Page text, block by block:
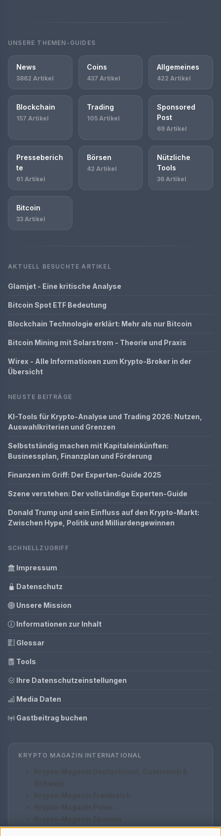
UNSERE THEMEN-GUIDES
News
3862 Artikel
Coins
437 Artikel
Allgemeines
422 Artikel
Blockchain
157 Artikel
Trading
105 Artikel
Sponsored
Post
69 Artikel
Presseberich
te
61 Artikel
Börsen
42 Artikel
Nützliche
Tools
36 Artikel
Bitcoin
33 Artikel
AKTUELL BESUCHTE ARTIKEL
Glamjet - Eine kritische Analyse
Bitcoin Spot ETF Bedeutung
Blockchain Technologie erklärt: Mehr als nur Bitcoin
Bitcoin Mining mit Solarstrom - Theorie und Praxis
Wirex - Alle Informationen zum Krypto-Broker in der
Übersicht
NEUSTE BEITRÄGE
KI-Tools für Krypto-Analyse und Trading 2026: Nutzen,
Auswahlkriterien und Grenzen
Selbstständig machen mit Kapitaleinkünften:
Businessplan, Finanzplan und Förderung
Finanzen im Griff: Der Experten-Guide 2025
Szene verstehen: Der vollständige Experten-Guide
Donald Trump und sein Einfluss auf den Krypto-Markt:
Zwischen Hype, Politik und Milliardengewinnen
SCHNELLZUGRIFF
Impressum
Datenschutz
Unsere Mission
Informationen zur Inhalt
Glossar
Tools
Ihre Datenschutzeinstellungen
Media Daten
Gastbeitrag buchen
KRYPTO MAGAZIN INTERNATIONAL
Krypto-Magazin Italien